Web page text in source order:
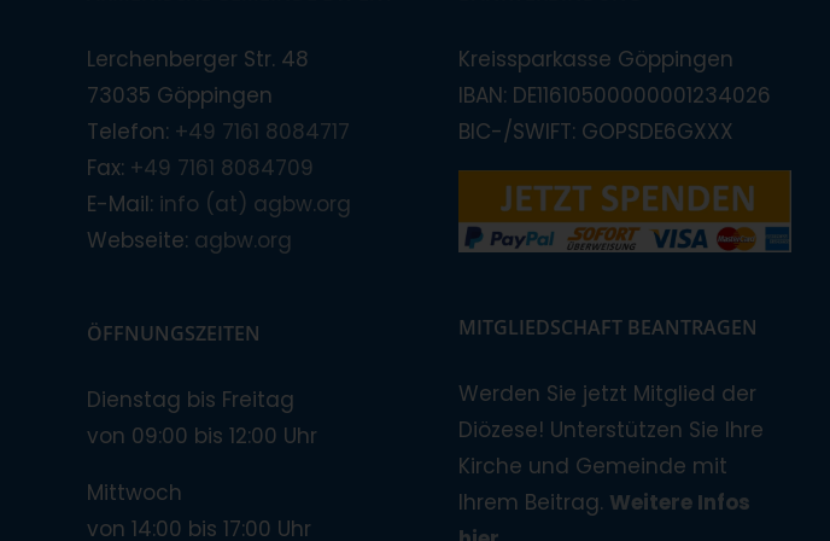
Lerchenberger Str. 48
73035 Göppingen
Telefon: +49 7161 8084717
Fax: +49 7161 8084709
E-Mail: info (at) agbw.org
Webseite: agbw.org
ÖFFNUNGSZEITEN
Dienstag bis Freitag
von 09:00 bis 12:00 Uhr
Mittwoch
von 14:00 bis 17:00 Uhr
Kreissparkasse Göppingen
IBAN: DE11610500000001234026
BIC-/SWIFT: GOPSDE6GXXX
MITGLIEDSCHAFT BEANTRAGEN
Werden Sie jetzt Mitglied der
Diözese! Unterstützen Sie Ihre
Kirche und Gemeinde mit
Ihrem Beitrag. Weitere Infos